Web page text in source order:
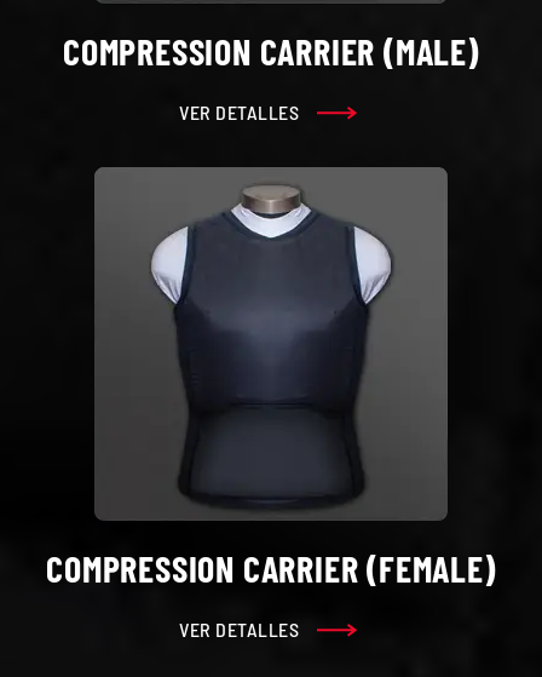
COMPRESSION CARRIER (MALE)
VER DETALLES
COMPRESSION CARRIER (FEMALE)
VER DETALLES